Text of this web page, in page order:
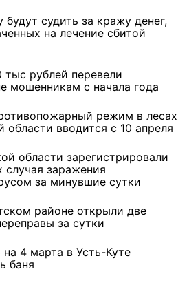
будут судить за кражу денег,
на лечение сбитой
тыс рублей перевели
мошенникам с начала года
режим в лесах
области вводится с 10 апреля
области зарегистрировали
случая заражения
за минувшие сутки
районе открыли две
за сутки
на 4 марта в Усть-Куте
баня